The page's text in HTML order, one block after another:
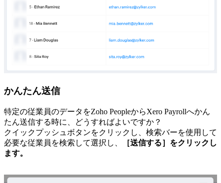
かんたん送信
特定の従業員のデータをZoho PeopleからXero Payrollへかん
たん送信する時に、どうすればよいですか？
クイックプッシュボタンをクリックし、検索バーを使用して
必要な従業員を検索して選択し、
［送信する］をクリックし
ます。